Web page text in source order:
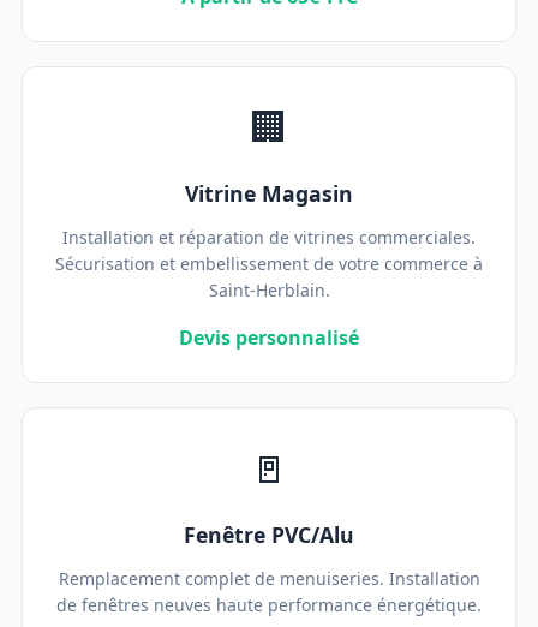
🏢
Vitrine Magasin
Installation et réparation de vitrines commerciales.
Sécurisation et embellissement de votre commerce à
Saint-Herblain.
Devis personnalisé
🚪
Fenêtre PVC/Alu
Remplacement complet de menuiseries. Installation
de fenêtres neuves haute performance énergétique.